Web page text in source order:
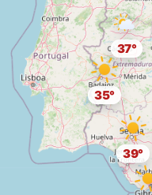
39°
35°
37°